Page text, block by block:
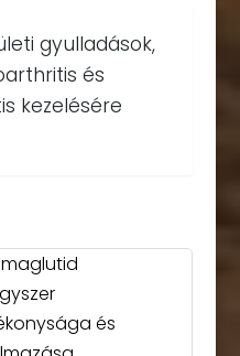
gyulladások,
és
kezelésére
és